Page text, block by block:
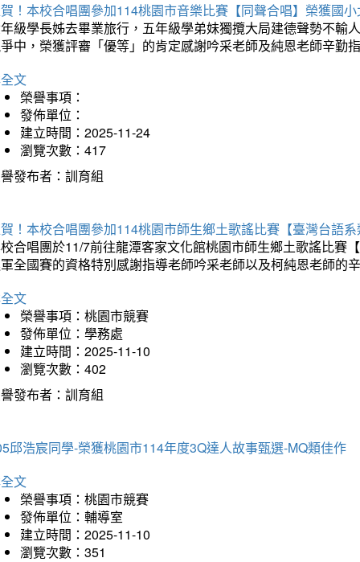
！本校合唱團參加114桃園市音樂比賽【同聲合唱】榮獲國
級學長姊去畢業旅行，五年級學弟妹獨攬大局建德聲勢不輸
中，榮獲評審「優等」的肯定感謝吟采老師及純恩老師辛勤
文
榮譽事項：
發佈單位：
建立時間：2025-11-24
瀏覽次數：417
發布者：訓育組
！本校合唱團參加114桃園市師生鄉土歌謠比賽【臺灣台語
合唱團於11/7前往龍潭客家文化館桃園市師生鄉土歌謠比賽
全國賽的資格特別感謝指導老師吟采老師以及柯純恩老師的
文
榮譽事項：桃園市競賽
發佈單位：學務處
建立時間：2025-11-10
瀏覽次數：402
發布者：訓育組
邱浩宸同學-榮獲桃園市114年度3Q達人故事甄選-MQ類佳作
文
榮譽事項：桃園市競賽
發佈單位：輔導室
建立時間：2025-11-10
瀏覽次數：351